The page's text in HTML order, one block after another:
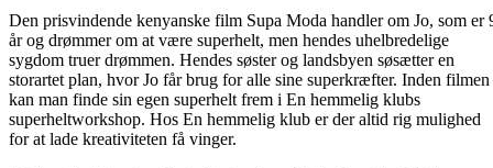
Den prisvindende kenyanske film Supa Moda handler om Jo, som er
år og drømmer om at være superhelt, men hendes uhelbredelige
sygdom truer drømmen. Hendes søster og landsbyen søsætter en
storartet plan, hvor Jo får brug for alle sine superkræfter. Inden filmen
kan man finde sin egen superhelt frem i En hemmelig klubs
superheltworkshop. Hos En hemmelig klub er der altid rig mulighed
for at lade kreativiteten få vinger.